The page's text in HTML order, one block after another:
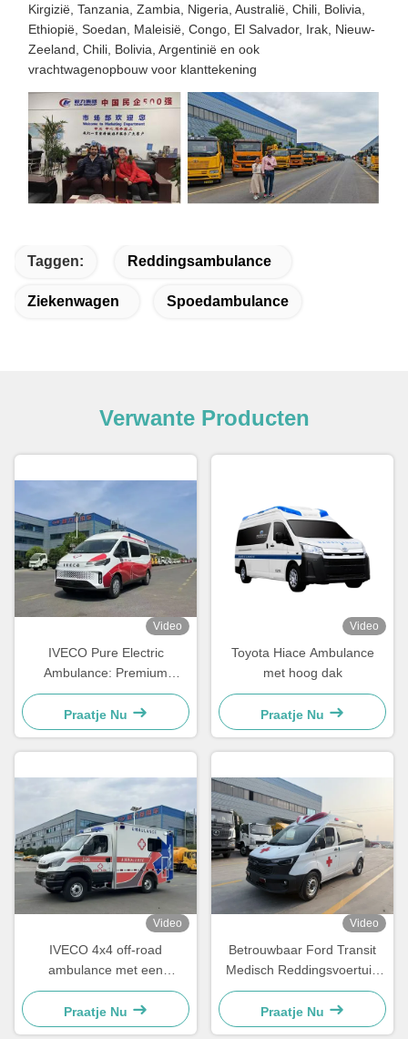
Kirgizië, Tanzania, Zambia, Nigeria, Australië, Chili, Bolivia,
Ethiopië, Soedan, Maleisië, Congo, El Salvador, Irak, Nieuw-
Zeeland, Chili, Bolivia, Argentinië en ook
vrachtwagenopbouw voor klanttekening
Taggen: Reddingsambulance
Ziekenwagen Spoedambulance
Verwante Producten
Video
IVECO Pure Electric
Ambulance: Premium
medisch ambulancevoertuig
zonder uitstoot
Praatje Nu
Video
Toyota Hiace Ambulance
met hoog dak
Praatje Nu
Video
IVECO 4x4 off-road
ambulance met een
turbocharged dieselmotor
met hoog koppel en 4490 kg
GVW voor Euro V / Euro VI
Praatje Nu
Video
Betrouwbaar Ford Transit
Medisch Reddingsvoertuig
Ontworpen voor Snelle
Noodhulp en
Patiëntentransportdiensten
Praatje Nu